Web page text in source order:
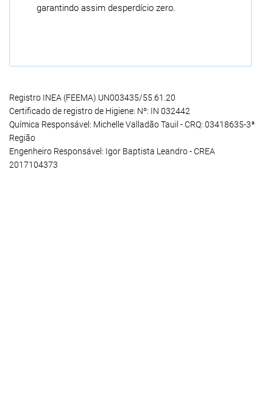
garantindo assim desperdício zero.
Registro INEA (FEEMA) UN003435/55.61.20
Certificado de registro de Higiene: Nº: IN 032442
Química Responsável: Michelle Valladão Tauil - CRQ: 03418635-3ª
Região
Engenheiro Responsável: Igor Baptista Leandro - CREA
2017104373